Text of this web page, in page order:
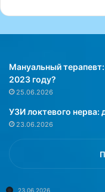
Мануальный
2023 году?
25.06.2026
УЗИ локтевого нерва:
23.06.2026
23.06.2026